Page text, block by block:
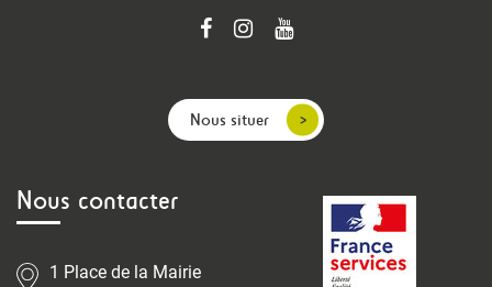
Nous situer
Nous contacter
1 Place de la Mairie